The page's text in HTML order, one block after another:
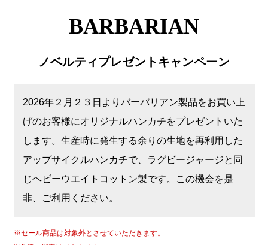
BARBARIAN
ノベルティプレゼントキャンペーン
2026年２月２３日よりバーバリアン製品をお買い上
げのお客様にオリジナルハンカチをプレゼントいた
します。生産時に発生する余りの生地を再利用した
アップサイクルハンカチで、ラグビージャージと同
じヘビーウエイトコットン製です。この機会を是
非、ご利用ください。
※セール商品は対象外とさせていただきます。